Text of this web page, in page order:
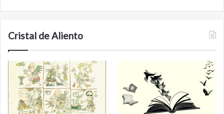
Cristal de Aliento